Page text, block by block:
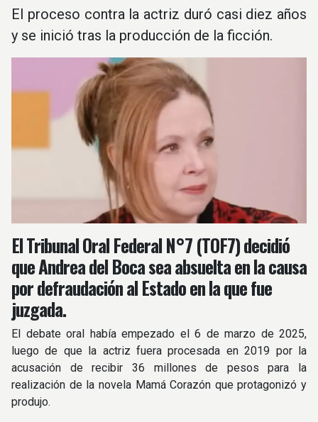
El proceso contra la actriz duró casi diez años
y se inició tras la producción de la ficción.
El Tribunal Oral Federal N°7 (TOF7) decidió
que Andrea del Boca sea absuelta en la causa
por defraudación al Estado en la que fue
juzgada.
El debate oral había empezado el 6 de marzo de 2025,
luego de que la actriz fuera procesada en 2019 por la
acusación de recibir 36 millones de pesos para la
realización de la novela Mamá Corazón que protagonizó y
produjo.